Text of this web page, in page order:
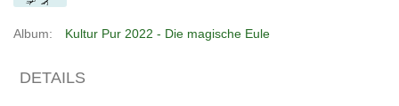
Album: Kultur Pur 2022 - Die magische Eule
DETAILS